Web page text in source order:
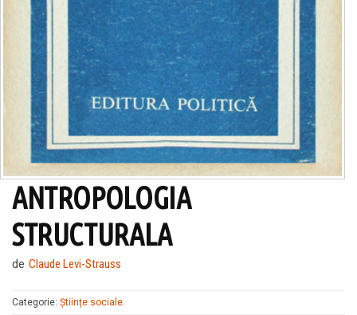
ANTROPOLOGIA
STRUCTURALA
de Claude Levi-Strauss
Categorie: Științe sociale.